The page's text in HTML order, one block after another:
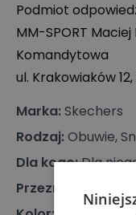
Podmiot
MM-SPORT Maciej
Komandytowa
ul. Krakowiaków
Marka:Skechers
Rodzaj:Obuwie,
Dla kogo:Dla
Przeznaczenie